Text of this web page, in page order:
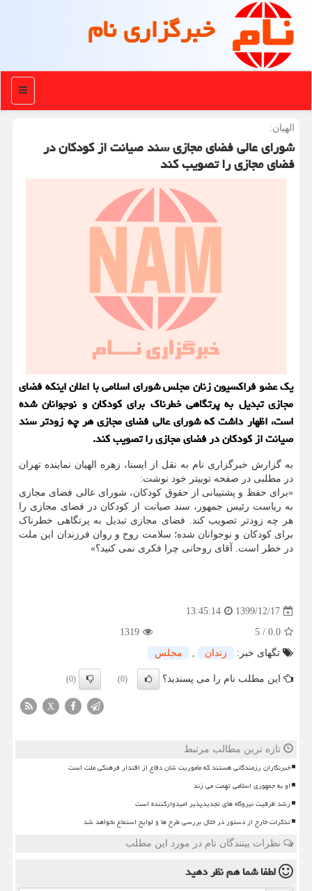
خبرگزاری نام
منو
الهیان:
شورای عالی فضای مجازی سند صیانت از كودكان در
فضای مجازی را تصویب كند
یک عضو فراکسیون زنان مجلس شورای اسلامی با اعلان اینکه فضای
مجازی تبدیل به پرتگاهی خطرناک برای کودکان و نوجوانان شده
است، اظهار داشت که شورای عالی فضای مجازی هر چه زودتر سند
صیانت از کودکان در فضای مجازی را تصویب کند.
به گزارش خبرگزاری نام به نقل از ایسنا، زهره الهیان نماینده تهران
در مطلبی در صفحه توییتر خود نوشت:
«برای حفظ و پشتیبانی از حقوق کودکان، شورای عالی فضای مجازی
به ریاست رئیس جمهور، سند صیانت از کودکان در فضای مجازی را
هر چه زودتر تصویب کند. فضای مجازی تبدیل به پرتگاهی خطرناک
برای کودکان و نوجوانان شده؛ سلامت روح و روان فرزندان این ملت
در خطر است. آقای ⁧‫روحانی‬⁩ چرا فکری نمی کنید؟»
1399/12/17
13:45:14
0.0
/
5
1319
تگهای خبر:
زندان , مجلس
این مطلب نام را می پسندید؟ (0)
(0)
X
تازه ترین مطالب مرتبط
خبرنگاران رزمندگانی هستند که مأموریت شان دفاع از اقتدار فرهنگی ملت است
او به جمهوری اسلامی تهمت می زند
رشد ظرفیت نیروگاه های تجدیدپذیر امیدوارکننده است
تذکرات خارج از دستور در خلال بررسی طرح ها و لوایح استماع نخواهد شد
نظرات بینندگان نام در مورد این مطلب
لطفا شما همنظر دهید